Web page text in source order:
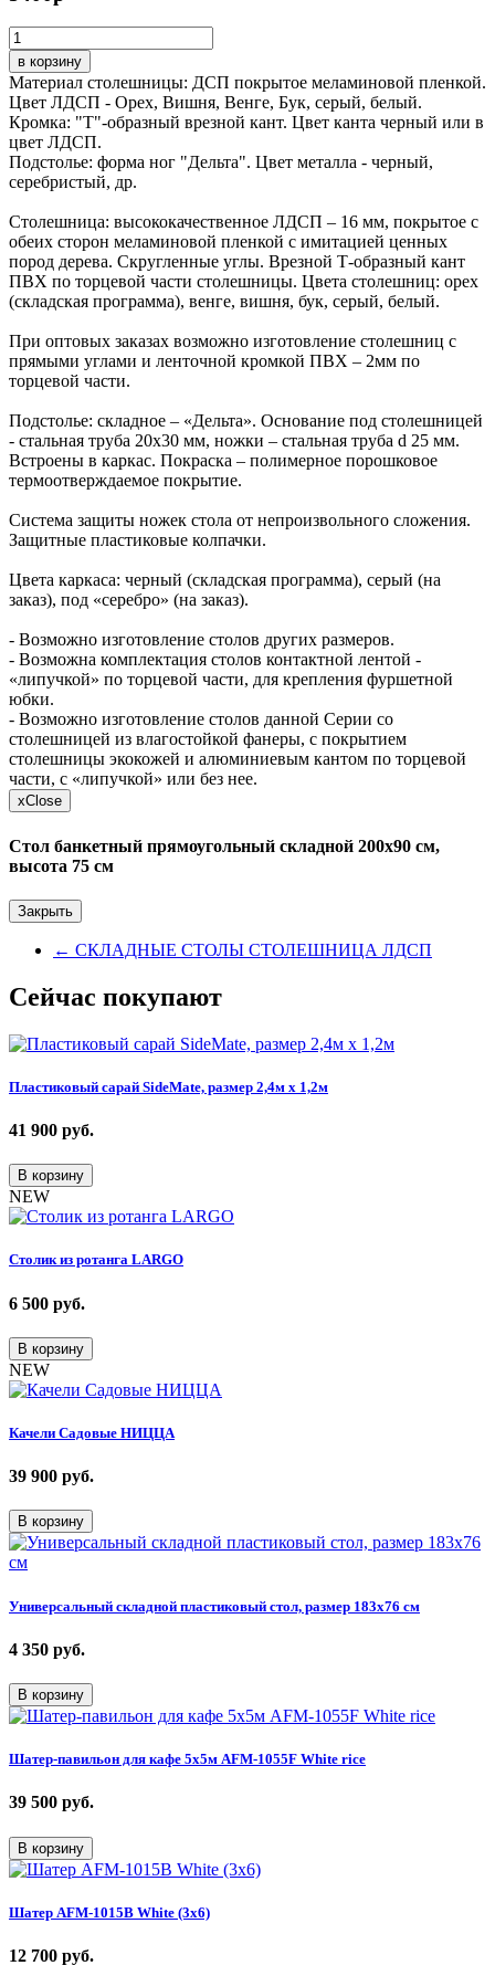
в корзину
Материал столешницы: ДСП покрытое меламиновой пленкой.
Цвет ЛДСП - Орех, Вишня, Венге, Бук, серый, белый.
Кромка: "Т"-образный врезной кант. Цвет канта черный или в
цвет ЛДСП.
Подстолье: форма ног "Дельта". Цвет металла - черный,
серебристый, др.
Столешница: высококачественное ЛДСП – 16 мм, покрытое с
обеих сторон меламиновой пленкой с имитацией ценных
пород дерева. Скругленные углы. Врезной Т-образный кант
ПВХ по торцевой части столешницы. Цвета столешниц: орех
(складская программа), венге, вишня, бук, серый, белый.
При оптовых заказах возможно изготовление столешниц с
прямыми углами и ленточной кромкой ПВХ – 2мм по
торцевой части.
Подстолье: складное – «Дельта». Основание под столешницей
- стальная труба 20х30 мм, ножки – стальная труба d 25 мм.
Встроены в каркас. Покраска – полимерное порошковое
термоотверждаемое покрытие.
Система защиты ножек стола от непроизвольного сложения.
Защитные пластиковые колпачки.
Цвета каркаса: черный (складская программа), серый (на
заказ), под «серебро» (на заказ).
- Возможно изготовление столов других размеров.
- Возможна комплектация столов контактной лентой -
«липучкой» по торцевой части, для крепления фуршетной
юбки.
- Возможно изготовление столов данной Серии со
столешницей из влагостойкой фанеры, с покрытием
столешницы экокожей и алюминиевым кантом по торцевой
части, с «липучкой» или без нее.
xClose
Стол банкетный прямоугольный складной 200х90 см,
высота 75 см
Закрыть
← СКЛАДНЫЕ СТОЛЫ СТОЛЕШНИЦА ЛДСП
Сейчас покупают
Пластиковый сарай SideMate, размер 2,4м х 1,2м
41 900 руб.
В корзину
NEW
Столик из ротанга LARGO
6 500 руб.
В корзину
NEW
Качели Садовые НИЦЦА
39 900 руб.
В корзину
Универсальный складной пластиковый стол, размер 183х76 см
4 350 руб.
В корзину
Шатер-павильон для кафе 5х5м AFM-1055F White rice
39 500 руб.
В корзину
Шатер AFM-1015B White (3х6)
12 700 руб.